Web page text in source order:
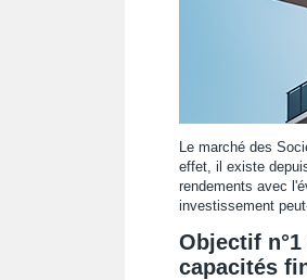
Le marché des
effet, il existe
rendements avec
investissement
Objectif
capacités